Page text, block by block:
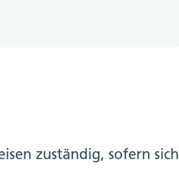
zuständig, sofern sich